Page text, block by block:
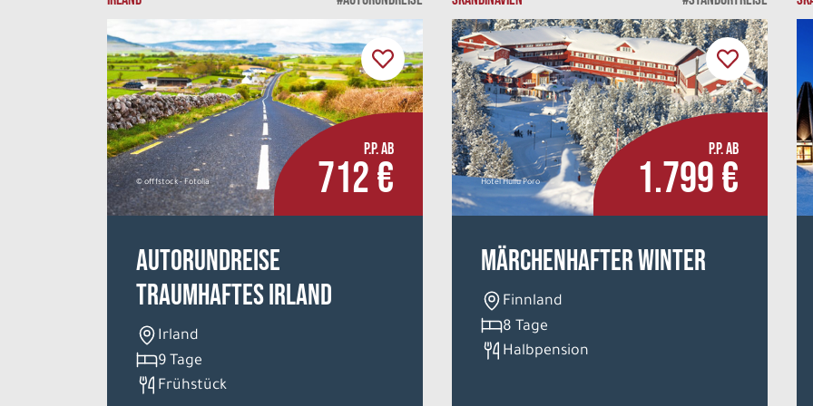
© offfstock - Fotolia
P.P. AB
712 €
Autorundreise
Traumhaftes Irland
Irland
9 Tage
Frühstück
Hotel Hullu Poro
P.P. AB
1.799 €
Märchenhafter Winter
Finnland
8 Tage
Halbpension